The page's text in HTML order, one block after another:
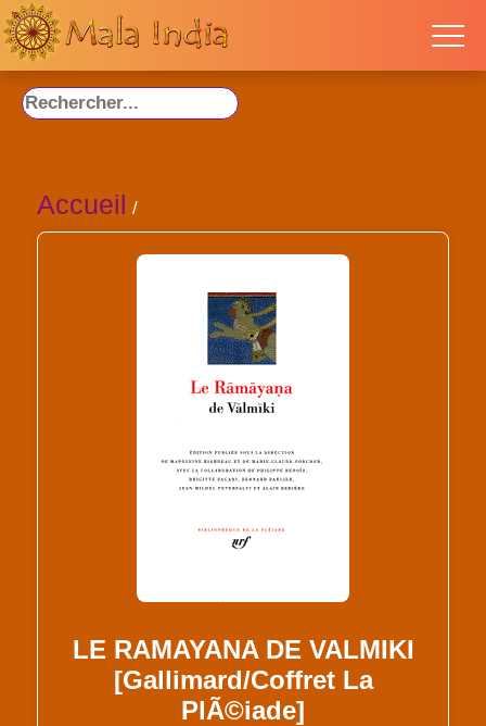
Accueil /
LE RAMAYANA DE VALMIKI
[Gallimard/Coffret La
PlÃ©iade]